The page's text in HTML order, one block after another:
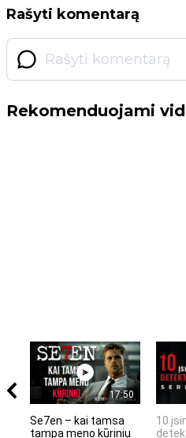
Rašyti komentarą
Rekomenduojami
17:50
Se7en – kai tamsa
tampa meno kūriniu
10